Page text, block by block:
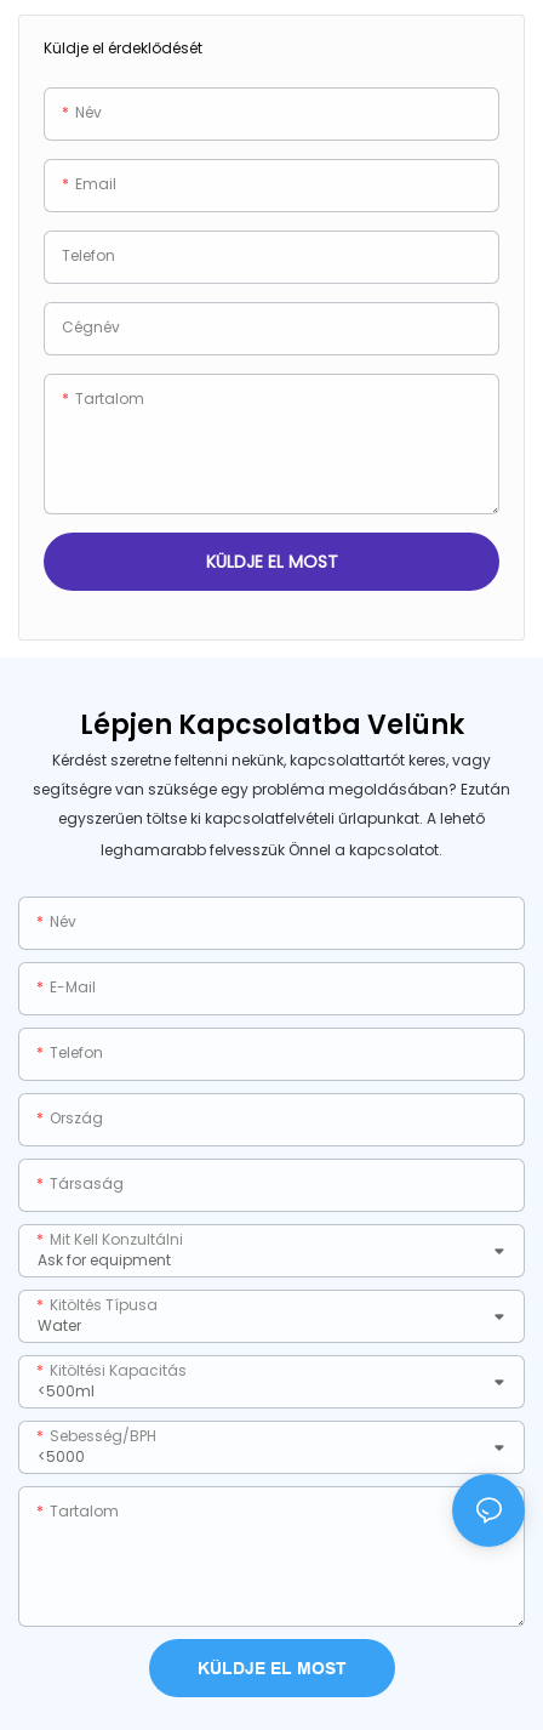
Küldje el érdeklődését
Név
Email
Telefon
Cégnév
Tartalom
KÜLDJE EL MOST
dobozokba. Úgy tervezték, hogy
egyszerűsítse a csomagolási
tételek biztonságosan és szépen
csomagolva legyenek
szállításhoz vagy tároláshoz
Lépjen Kapcsolatba Velünk
Kérdést szeretne feltenni nekünk, kapcsolattartót keres, vagy
segítségre van szüksége egy probléma megoldásában? Ezután
egyszerűen töltse ki kapcsolatfelvételi űrlapunkat. A lehető
leghamarabb felvesszük Önnel a kapcsolatot.
Név
E-Mail
Telefon
Ország
Társaság
Mit Kell Konzultálni
Kitöltés Típusa
Kitöltési Kapacitás
Sebesség/BPH
Tartalom
KÜLDJE EL MOST